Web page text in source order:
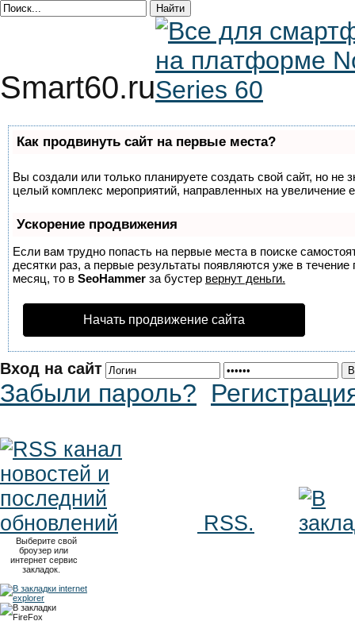
Smart60.ru
Как продвинуть сайт на первые места?
Вы создали или только планируете создать свой сайт, но не
целый комплекс мероприятий, направленных на увеличение
Ускорение продвижения
Если вам трудно попасть на первые места в поиске
десятки раз, а первые результаты появляются уже в
месяц, то в SeoHammer за бустер вернут деньги.
Начать продвижение сайта
Вход на сайт
Забыли пароль?
RSS.
Выберите свой
броузер или
интернет сервис
закладок.